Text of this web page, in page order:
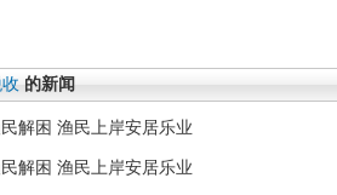
的新闻
解困 渔民上岸安居乐业
解困 渔民上岸安居乐业